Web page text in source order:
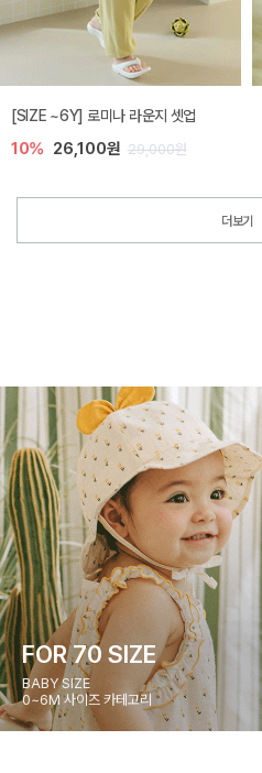
[SIZE ~6Y] 로미나 라운지 셋업
10% 26,100원 29,000원
더보기
FOR 70 SIZE
BABY SIZE
0~6M 사이즈 카테고리